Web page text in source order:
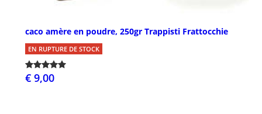
caco amère en poudre, 250gr Trappisti Frattocchie
EN RUPTURE DE STOCK
€ 9,00